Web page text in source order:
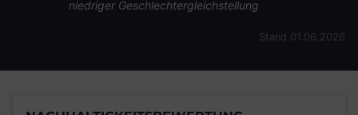
niedriger Geschlechtergleichstellung
Stand 01.06.2026